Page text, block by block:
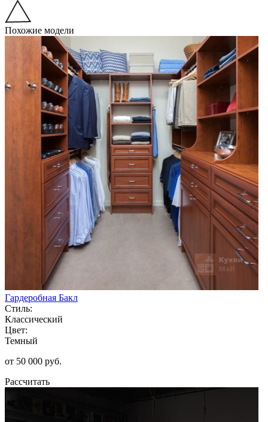
Похожие модели
Гардеробная Бакл
Стиль:
Классический
Цвет:
Темный
от 50 000 руб.
Рассчитать